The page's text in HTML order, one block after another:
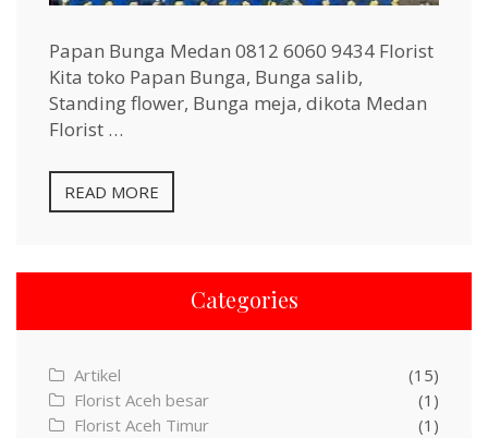
Papan Bunga Medan 0812 6060 9434 Florist
Kita toko Papan Bunga, Bunga salib,
Standing flower, Bunga meja, dikota Medan
Florist …
READ MORE
Categories
Artikel
(15)
Florist Aceh besar
(1)
Florist Aceh Timur
(1)